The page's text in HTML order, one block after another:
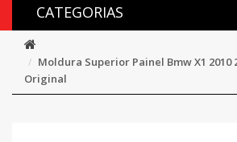
CATEGORIAS
Moldura Superior Painel Bmw X1 2010
Original